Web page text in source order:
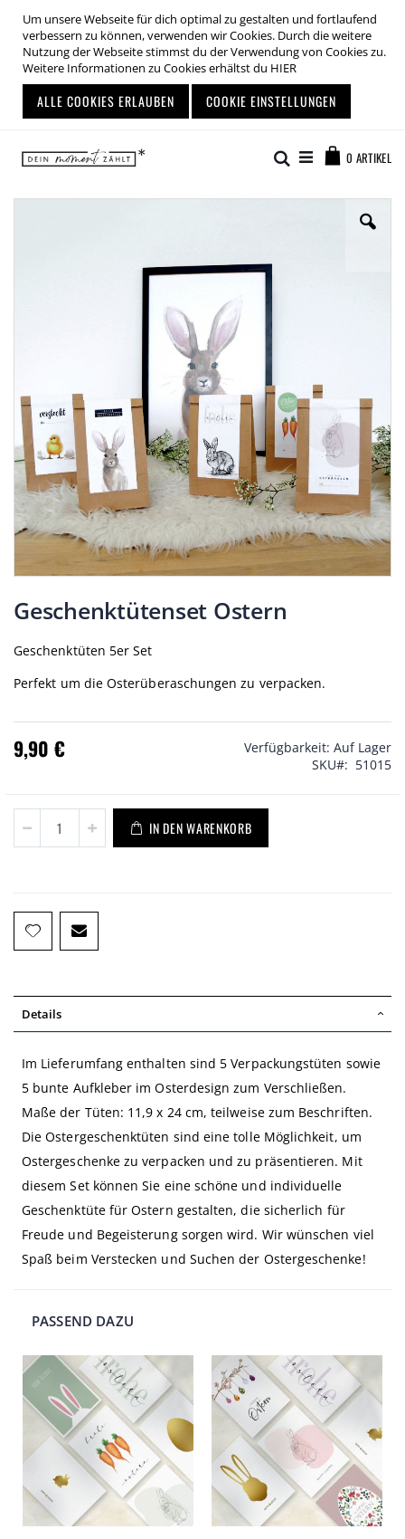
Um unsere Webseite für dich optimal zu gestalten und fortlaufend
verbessern zu können, verwenden wir Cookies. Durch die weitere
Nutzung der Webseite stimmst du der Verwendung von Cookies zu.
Weitere Informationen zu Cookies erhältst du HIER
ALLE COOKIES ERLAUBEN COOKIE EINSTELLUNGEN
Inhalt
springen
0 ARTIKEL
Suche
Anfang
der
springen
Geschenktütenset Ostern
Geschenktüten 5er Set
Perfekt um die Osterüberaschungen zu verpacken.
9,90 € Verfügbarkeit: Auf Lager
SKU
51015
IN DEN WARENKORB
Details
Im Lieferumfang enthalten sind 5 Verpackungstüten sowie
5 bunte Aufkleber im Osterdesign zum Verschließen.
Maße der Tüten: 11,9 x 24 cm, teilweise zum Beschriften.
Die Ostergeschenktüten sind eine tolle Möglichkeit, um
Ostergeschenke zu verpacken und zu präsentieren. Mit
diesem Set können Sie eine schöne und individuelle
Geschenktüte für Ostern gestalten, die sicherlich für
Freude und Begeisterung sorgen wird. Wir wünschen viel
Spaß beim Verstecken und Suchen der Ostergeschenke!
PASSEND DAZU
den
Warenkorb
In
den
Warenkorb